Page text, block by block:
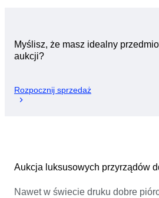
Myślisz, że masz idealny
aukcji?
Rozpocznij sprzedaż
Aukcja luksusowych przyrządów
Nawet w świecie druku dobre